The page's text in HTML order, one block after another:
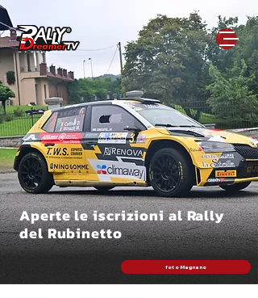
Aperte le iscrizioni al Rally
del Rubinetto
foto Magnano